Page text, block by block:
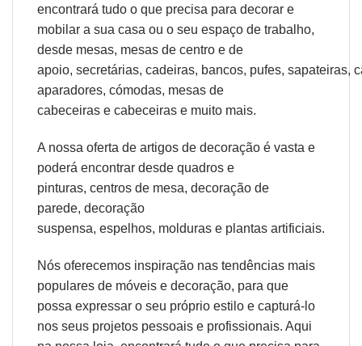
encontrará tudo o que precisa para decorar e
mobilar a sua casa ou o seu espaço de trabalho,
desde mesas, mesas de centro e de
apoio, secretárias, cadeiras, bancos, pufes, sapateiras,
aparadores, cómodas, mesas de
cabeceiras e cabeceiras e muito mais.
A nossa oferta de artigos de decoração é vasta e
poderá encontrar desde quadros e
pinturas, centros de mesa, decoração de
parede, decoração
suspensa, espelhos, molduras e plantas artificiais.
Nós oferecemos inspiração nas tendências mais
populares de móveis e decoração, para que
possa expressar o seu próprio estilo e capturá-lo
nos seus projetos pessoais e profissionais. Aqui